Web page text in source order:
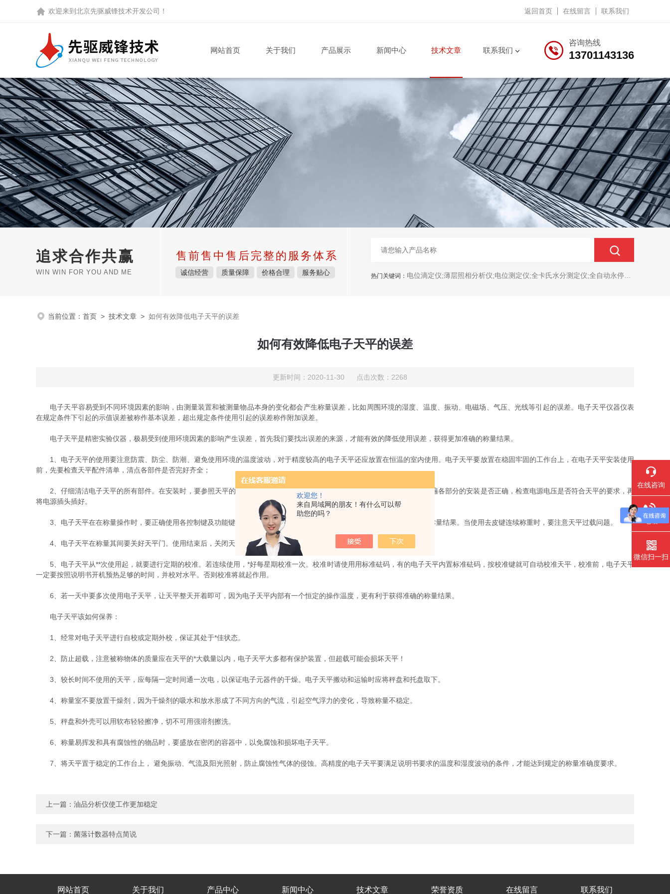
欢迎您！
来自局域网的朋友！有什么可以帮
助您的吗？
欢迎来到 北京先驱威锋技术开发公司 ！ 返回首页 在线留言 联系我们
咨询热线
13701143136
网站首页 关于我们 产品展示 新闻中心 技术文章 联系我们
追求合作共赢
WIN WIN FOR YOU AND ME
售前售中售后完整的服务体系
诚信经营 质量保障 价格合理 服务贴心 热门关键词： 电位滴定仪;薄层照相分析仪;电位测定仪;全卡氏水分测定仪;全自动永停滴定仪;菌落计数分析仪;抑菌圈测量仪;抑菌圈分析仪
当前位置： 首页 > 技术文章 > 如何有效降低电子天平的误差
如何有效降低电子天平的误差
更新时间：2020-11-30 点击次数：2268
电子天平容易受到不同环境因素的影响，由测量装置和被测量物品本身的变化都会产生称量误差，比如周围环境的湿度、温度、振动、电磁场、气压、光线等引起的误差。电子天平仪器仪表
在规定条件下引起的示值误差被称作基本误差，超出规定条件使用引起的误差称作附加误差。
电子天平是精密实验仪器，极易受到使用环境因素的影响产生误差，首先我们要找出误差的来源，才能有效的降低使用误差，获得更加准确的称量结果。
1、电子天平的使用要注意防震、防尘、防潮、避免使用环境的温度波动，对于精度较高的电子天平还应放置在恒温的室内使用。电子天平要放置在稳固牢固的工作台上，在电子天平安装使用
前，先要检查天平配件清单，清点各部件是否完好齐全；
2、仔细清洁电子天平的所有部件。在安装时，要参照天平的说明书，用正确的方法安装电子天平，安装结束后，要再检查一遍各部分的安装是否正确，检查电源电压是否符合天平的要求，再
将电源插头插好。
3、电子天平在在称量操作时，要正确使用各控制键及功能键；选择*佳的积分时间，正确掌握读数和打印时间，以获得*佳的称量结果。当使用去皮键连续称重时，要注意天平过载问题。
4、电子天平在称量其间要关好天平门。使用结束后，关闭天平及玻璃罩，切断电源，罩上防尘罩。
5、电子天平从**次使用起，就要进行定期的校准。若连续使用，*好每星期校准一次。校准时请使用用标准砝码，有的电子天平内置标准砝码，按校准键就可自动校准天平，校准前，电子天平
一定要按照说明书开机预热足够的时间，并校对水平。否则校准将就起作用。
6、若一天中要多次使用电子天平，让天平整天开着即可，因为电子天平内部有一个恒定的操作温度，更有利于获得准确的称量结果。
电子天平该如何保养：
1、经常对电子天平进行自校或定期外校，保证其处于*佳状态。
2、防止超载，注意被称物体的质量应在天平的*大载量以内，电子天平大多都有保护装置，但超载可能会损坏天平！
3、较长时间不使用的天平，应每隔一定时间通一次电，以保证电子元器件的干燥。电子天平搬动和运输时应将秤盘和托盘取下。
4、称量室不要放置干燥剂，因为干燥剂的吸水和放水形成了不同方向的气流，引起空气浮力的变化，导致称量不稳定。
5、秤盘和外壳可以用软布轻轻擦净，切不可用强溶剂擦洗。
6、称量易挥发和具有腐蚀性的物品时，要盛放在密闭的容器中，以免腐蚀和损坏电子天平。
7、将天平置于稳定的工作台上， 避免振动、气流及阳光照射，防止腐蚀性气体的侵蚀。高精度的电子天平要满足说明书要求的温度和湿度波动的条件，才能达到规定的称量准确度要求。
上一篇： 油品分析仪使工作更加稳定
下一篇： 菌落计数器特点简说
网站首页 关于我们 产品中心 新闻中心 技术文章 荣誉资质 在线留言 联系我们
在线咨询
电话
微信扫一扫